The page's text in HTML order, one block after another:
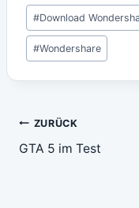
Schlagworte:
#Download
#Wondershare
ZURÜCK
GTA 5 im Test